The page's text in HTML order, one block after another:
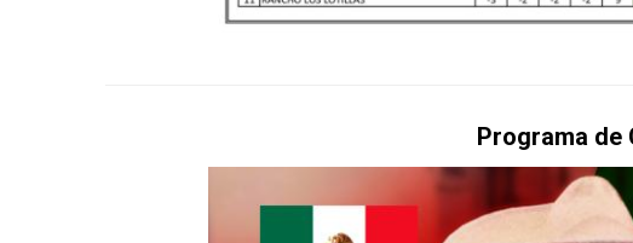
Programa de